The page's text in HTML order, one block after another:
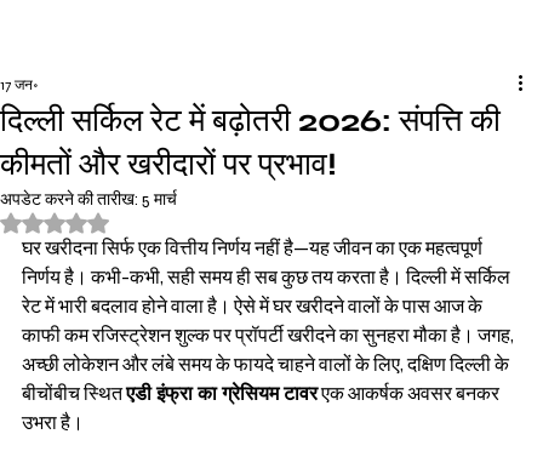
दिल्ली सर्किल रेट में बढ़ोतरी 2026: संपत्ति की
कीमतों और खरीदारों पर प्रभाव!
17 जन॰
अपडेट करने की तारीख: 5 मार्च
5 स्टार में से NaN रेटिंग दी गई।
घर खरीदना सिर्फ एक वित्तीय निर्णय नहीं है—यह जीवन का एक महत्वपूर्ण
निर्णय है। कभी-कभी, सही समय ही सब कुछ तय करता है। दिल्ली में सर्किल
रेट में भारी बदलाव होने वाला है। ऐसे में घर खरीदने वालों के पास आज के
काफी कम रजिस्ट्रेशन शुल्क पर प्रॉपर्टी खरीदने का सुनहरा मौका है। जगह,
अच्छी लोकेशन और लंबे समय के फायदे चाहने वालों के लिए, दक्षिण दिल्ली के
बीचोंबीच स्थित एडी इंफ्रा का ग्रेसियम टावर एक आकर्षक अवसर बनकर
उभरा है।